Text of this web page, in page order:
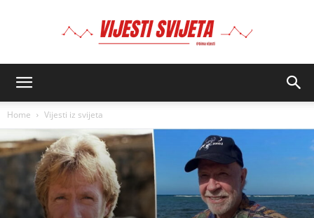
Home
Vijesti iz svijeta